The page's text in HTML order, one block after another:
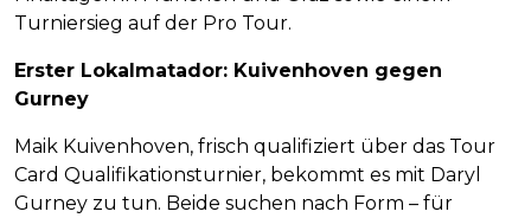
Turniersieg auf der Pro Tour.
Erster Lokalmatador: Kuivenhoven gegen
Gurney
Maik Kuivenhoven, frisch qualifiziert über das Tour
Card Qualifikationsturnier, bekommt es mit Daryl
Gurney zu tun. Beide suchen nach Form – für